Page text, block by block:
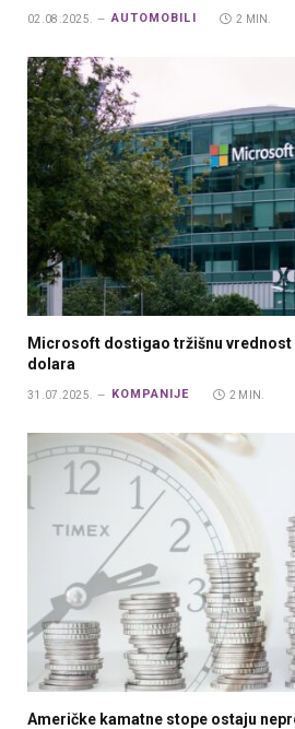
02.08.2025. AUTOMOBILI 2 MIN.
Microsoft dostigao tržišnu
dolara
31.07.2025. KOMPANIJE 2 MIN.
Američke kamatne stope ostaju